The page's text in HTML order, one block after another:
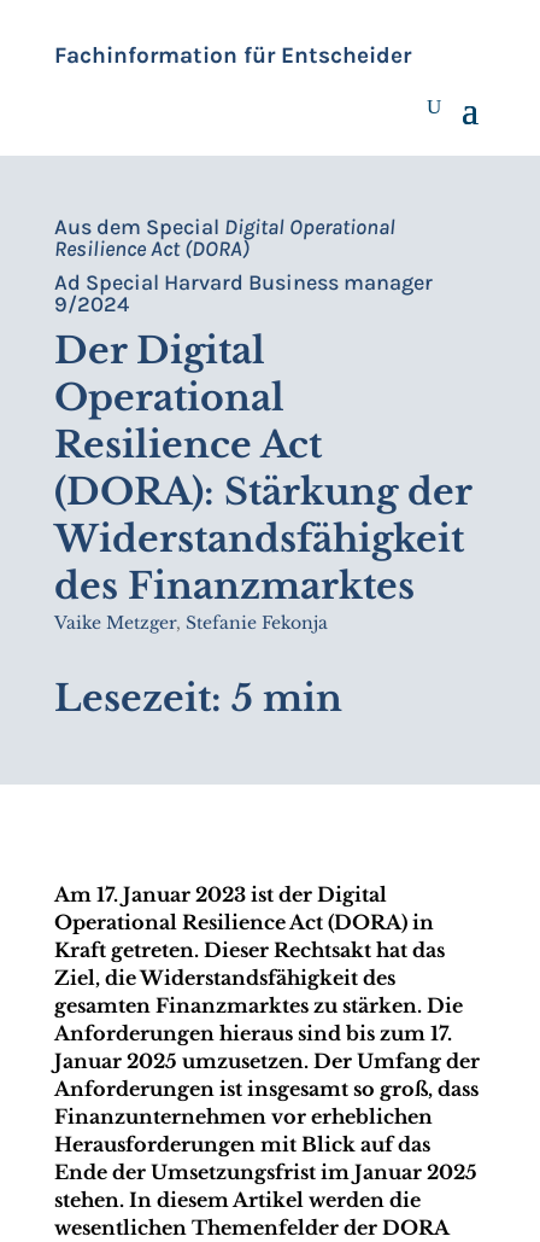
Fachinformation für Entscheider
Aus dem Special Digital Operational
Resilience Act (DORA)
Ad Special Harvard Business manager
9/2024
Der Digital
Operational
Resilience Act
(DORA): Stärkung der
Widerstandsfähigkeit
des Finanzmarktes
Vaike Metzger, Stefanie Fekonja
Lesezeit: 5 min
Am 17. Januar 2023 ist der Digital
Operational Resilience Act (DORA) in
Kraft getreten. Dieser Rechtsakt hat das
Ziel, die Widerstandsfähigkeit des
gesamten Finanzmarktes zu stärken. Die
Anforderungen hieraus sind bis zum 17.
Januar 2025 umzusetzen. Der Umfang der
Anforderungen ist insgesamt so groß, dass
Finanzunternehmen vor erheblichen
Herausforderungen mit Blick auf das
Ende der Umsetzungsfrist im Januar 2025
stehen. In diesem Artikel werden die
wesentlichen Themenfelder der DORA